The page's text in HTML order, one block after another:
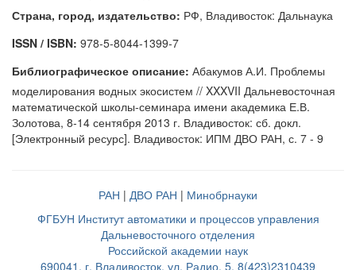
Страна, город, издательство: РФ, Владивосток: Дальнаука
ISSN / ISBN: 978-5-8044-1399-7
Библиографическое описание: Абакумов А.И. Проблемы
моделирования водных экосистем // XXXVII Дальневосточная
математической школы-семинара имени академика Е.В.
Золотова, 8-14 сентября 2013 г. Владивосток: сб. докл.
[Электронный ресурс]. Владивосток: ИПМ ДВО РАН, с. 7 - 9
РАН | ДВО РАН | Минобрнауки
ФГБУН Институт автоматики и процессов управления
Дальневосточного отделения
Российской академии наук
690041, г. Владивосток, ул. Радио, 5, 8(423)2310439